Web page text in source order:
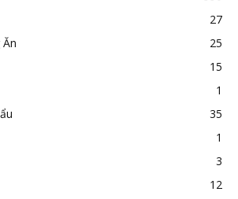
27
25
15
1
35
1
3
12